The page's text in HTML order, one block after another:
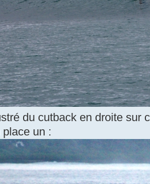
du cutback en droite sur
un :